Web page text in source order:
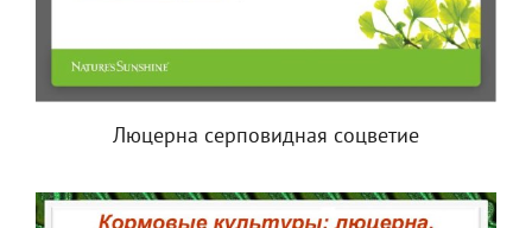
Люцерна серповидная соцветие